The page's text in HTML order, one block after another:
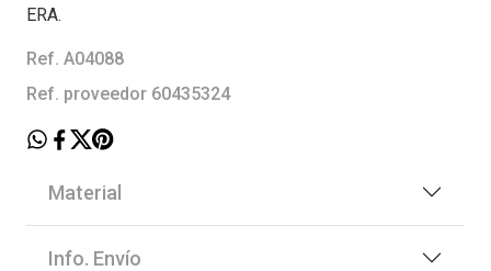
ERA.
Ref. A04088
Ref. proveedor 60435324
Material
Info. Envío